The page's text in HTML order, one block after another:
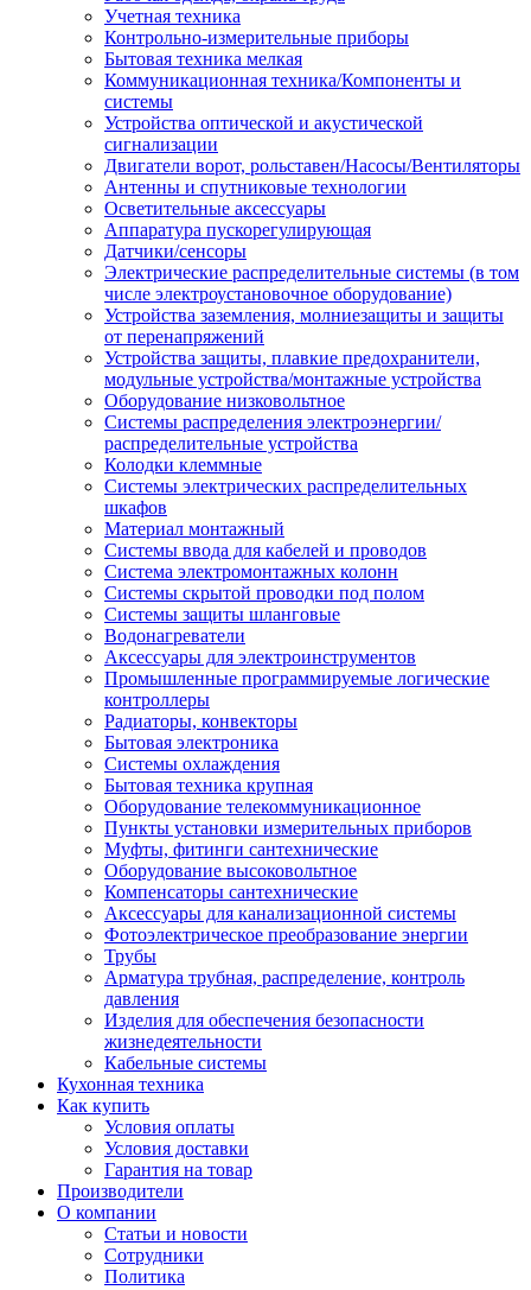
Учетная техника
Контрольно-измерительные приборы
Бытовая техника мелкая
Коммуникационная техника/Компоненты и
системы
Устройства оптической и акустической
сигнализации
Двигатели ворот, рольставен/Насосы/Вентиляторы
Антенны и спутниковые технологии
Осветительные аксессуары
Аппаратура пускорегулирующая
Датчики/сенсоры
Электрические распределительные системы (в том
числе электроустановочное оборудование)
Устройства заземления, молниезащиты и защиты
от перенапряжений
Устройства защиты, плавкие предохранители,
модульные устройства/монтажные устройства
Оборудование низковольтное
Системы распределения электроэнергии/
распределительные устройства
Колодки клеммные
Системы электрических распределительных
шкафов
Материал монтажный
Системы ввода для кабелей и проводов
Система электромонтажных колонн
Системы скрытой проводки под полом
Системы защиты шланговые
Водонагреватели
Аксессуары для электроинструментов
Промышленные программируемые логические
контроллеры
Радиаторы, конвекторы
Бытовая электроника
Системы охлаждения
Бытовая техника крупная
Оборудование телекоммуникационное
Пункты установки измерительных приборов
Муфты, фитинги сантехнические
Оборудование высоковольтное
Компенсаторы сантехнические
Аксессуары для канализационной системы
Фотоэлектрическое преобразование энергии
Трубы
Арматура трубная, распределение, контроль
давления
Изделия для обеспечения безопасности
жизнедеятельности
Кабельные системы
Кухонная техника
Как купить
Условия оплаты
Условия доставки
Гарантия на товар
Производители
О компании
Статьи и новости
Сотрудники
Политика